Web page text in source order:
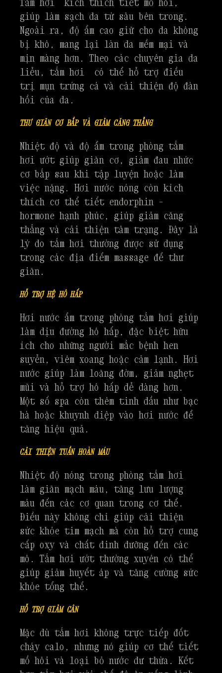
giúp làm sạch da từ sâu bên trong.
Ngoài ra, độ ẩm cao giữ cho da không
bị khô, mang lại làn da mềm mại và
mịn màng hơn. Theo các chuyên gia da
liễu, tắm hơi có thể hỗ trợ điều
trị mụn trứng cá và cải thiện độ đàn
hồi của da.
THƯ GIÃN CƠ BẮP VÀ GIẢM CĂNG THẲNG
Nhiệt độ và độ ẩm trong phòng tắm
hơi ướt giúp giãn cơ, giảm đau nhức
cơ bắp sau khi tập luyện hoặc làm
việc nặng. Hơi nước nóng còn kích
thích cơ thể tiết endorphin –
hormone hạnh phúc, giúp giảm căng
thẳng và cải thiện tâm trạng. Đây là
lý do tắm hơi thường được sử dụng
trong các địa điểm massage để thư
giãn.
HỖ TRỢ HỆ HÔ HẤP
Hơi nước ẩm trong phòng tắm hơi giúp
làm dịu đường hô hấp, đặc biệt hữu
ích cho những người mắc bệnh hen
suyễn, viêm xoang hoặc cảm lạnh. Hơi
nước giúp làm loãng đờm, giảm nghẹt
mũi và hỗ trợ hô hấp dễ dàng hơn.
Một số spa còn thêm tinh dầu như bạc
hà hoặc khuynh diệp vào hơi nước để
tăng hiệu quả.
CẢI THIỆN TUẦN HOÀN MÁU
Nhiệt độ nóng trong phòng tắm hơi
làm giãn mạch máu, tăng lưu lượng
máu đến các cơ quan trong cơ thể.
Điều này không chỉ giúp cải thiện
sức khỏe tim mạch mà còn hỗ trợ cung
cấp oxy và chất dinh dưỡng đến các
mô. Tắm hơi ướt thường xuyên có thể
giúp giảm huyết áp và tăng cường sức
khỏe tổng thể.
HỖ TRỢ GIẢM CÂN
Mặc dù tắm hơi không trực tiếp đốt
cháy calo, nhưng nó giúp cơ thể tiết
mồ hôi và loại bỏ nước dư thừa. Kết